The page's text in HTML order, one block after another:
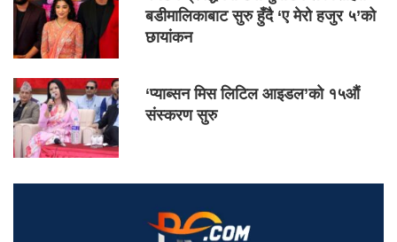
बडीमालिकाबाट सुरु हुँदै ‘ए मेरो हजुर ५’को
छायांकन
‘प्याब्सन मिस लिटिल आइडल’को १५औं
संस्करण सुरु